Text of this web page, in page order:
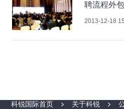
聘流程外
2013-12-18
科锐国际首页 关于科锐